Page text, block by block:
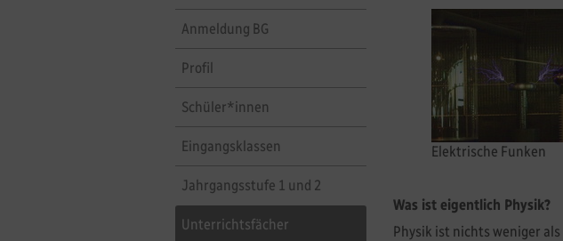
Anmeldung BG
Profil
Schüler*innen
Eingangsklassen
Jahrgangsstufe 1 und 2
Unterrichtsfächer
Elektrische Funken
Was ist eigentlich Physik?
Physik ist nichts weniger als